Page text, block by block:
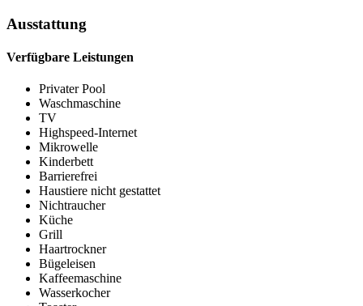
Ausstattung
Verfügbare Leistungen
Privater Pool
Waschmaschine
TV
Highspeed-Internet
Mikrowelle
Kinderbett
Barrierefrei
Haustiere nicht gestattet
Nichtraucher
Küche
Grill
Haartrockner
Bügeleisen
Kaffeemaschine
Wasserkocher